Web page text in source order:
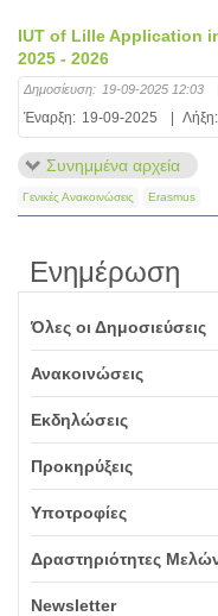
IUT of Lille Application
2025 - 2026
Δημοσίευση: 19-09-2025 12:03
Έναρξη: 19-09-2025 Λήξη:
Συνημμένα αρχεία
Γενικές Ανακοινώσεις Erasmus
Ενημέρωση
Όλες οι Δημοσιεύσεις
Ανακοινώσεις
Εκδηλώσεις
Προκηρύξεις
Υποτροφίες
Δραστηριότητες
Newsletter